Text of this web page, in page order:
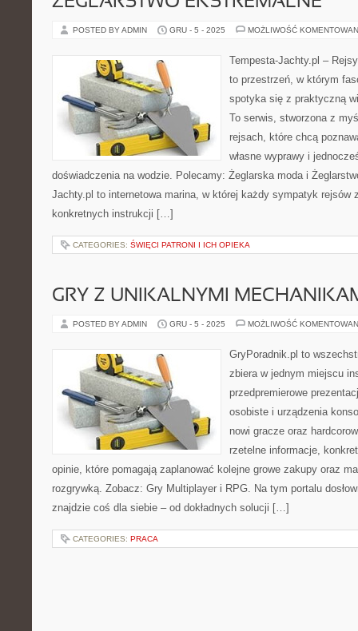
POSTED BY ADMIN GRU - 5 - 2025 MOŻLIWOŚĆ
Tempesta-Jachty.pl –
to przestrzeń, w którym
spotyka się z praktyczną
To serwis, stworzona z
rejsach, które chcą
własne wyprawy i
doświadczenia na wodzie. Polecamy: Żeglarska moda i
Jachty.pl to internetowa marina, w której każdy sympatyk rejsów
konkretnych instrukcji […]
CATEGORIES: ŚWIĘCI PATRONI I ICH OPIEKA
GRY Z UNIKALNYMI
POSTED BY ADMIN GRU - 5 - 2025 MOŻLIWOŚĆ
GryPoradnik.pl to
zbiera w jednym miejscu
przedpremierowe
osobiste i urządzenia
nowi gracze oraz
rzetelne informacje,
opinie, które pomagają zaplanować kolejne growe zakupy oraz
rozgrywką. Zobacz: Gry Multiplayer i RPG. Na tym portalu
znajdzie coś dla siebie – od dokładnych solucji […]
CATEGORIES: PRACA